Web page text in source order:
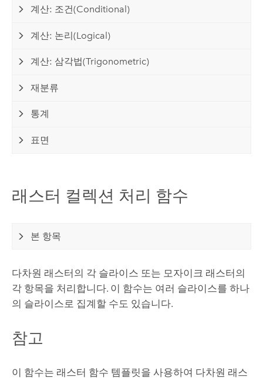
계산: 조건(Conditional)
계산: 논리(Logical)
계산: 삼각법(Trigonometric)
재분류
통계
표면
래스터 컬렉션 처리 함수
본 항목
다차원 래스터의 각 슬라이스 또는 모자이크 래스터의
각 항목을 처리합니다. 이 함수는 여러 슬라이스를 하나
의 슬라이스로 집계할 수도 있습니다.
참고
이 함수는 래스터 함수 템플릿을 사용하여 다차원 래스